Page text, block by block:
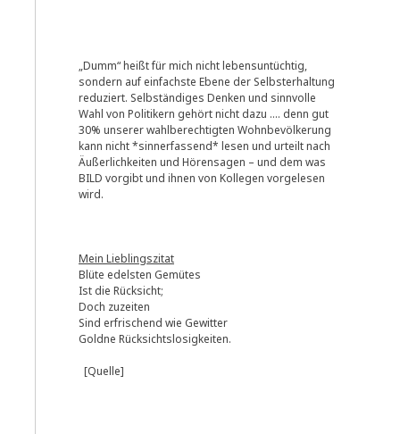
„Dumm“ heißt für mich nicht lebensuntüchtig,
sondern auf einfachste Ebene der Selbsterhaltung
reduziert. Selbständiges Denken und sinnvolle
Wahl von Politikern gehört nicht dazu …. denn gut
30% unserer wahlberechtigten Wohnbevölkerung
kann nicht *sinnerfassend* lesen und urteilt nach
Äußerlichkeiten und Hörensagen – und dem was
BILD vorgibt und ihnen von Kollegen vorgelesen
wird.
Mein Lieblingszitat
Blüte edelsten Gemütes
Ist die Rücksicht;
Doch zuzeiten
Sind erfrischend wie Gewitter
Goldne Rücksichtslosigkeiten.
[Quelle]